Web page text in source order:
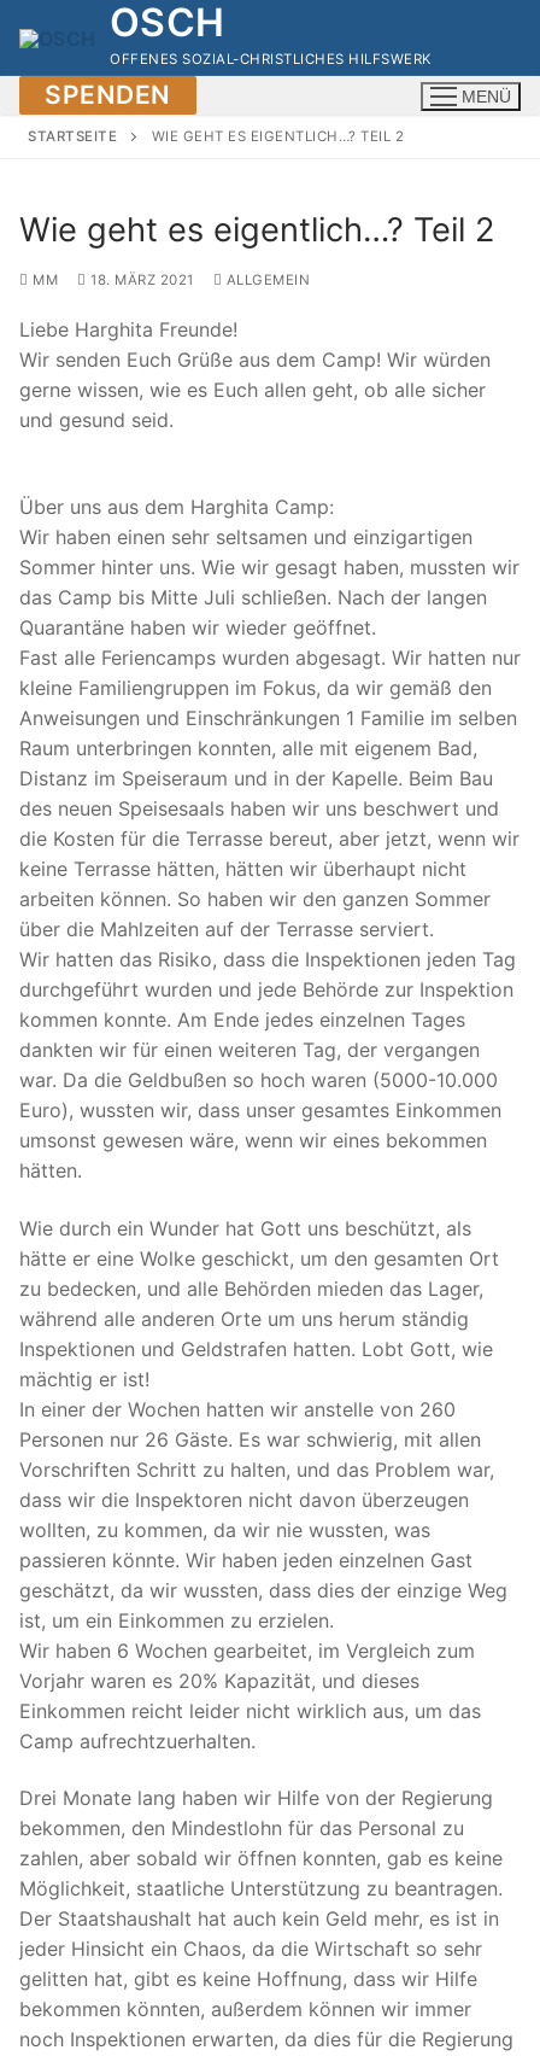
Inhalt
springen
OSCH
OFFENES SOZIAL-CHRISTLICHES HILFSWERK
SPENDEN MENÜ
STARTSEITE WIE GEHT ES EIGENTLICH…? TEIL 2
Wie geht es eigentlich…? Teil 2
MM 18. MÄRZ 2021 ALLGEMEIN
Liebe Harghita Freunde!
Wir senden Euch Grüße aus dem Camp! Wir würden
gerne wissen, wie es Euch allen geht, ob alle sicher
und gesund seid.
Über uns aus dem Harghita Camp:
Wir haben einen sehr seltsamen und einzigartigen
Sommer hinter uns. Wie wir gesagt haben, mussten wir
das Camp bis Mitte Juli schließen. Nach der langen
Quarantäne haben wir wieder geöffnet.
Fast alle Feriencamps wurden abgesagt. Wir hatten nur
kleine Familiengruppen im Fokus, da wir gemäß den
Anweisungen und Einschränkungen 1 Familie im selben
Raum unterbringen konnten, alle mit eigenem Bad,
Distanz im Speiseraum und in der Kapelle. Beim Bau
des neuen Speisesaals haben wir uns beschwert und
die Kosten für die Terrasse bereut, aber jetzt, wenn wir
keine Terrasse hätten, hätten wir überhaupt nicht
arbeiten können. So haben wir den ganzen Sommer
über die Mahlzeiten auf der Terrasse serviert.
Wir hatten das Risiko, dass die Inspektionen jeden Tag
durchgeführt wurden und jede Behörde zur Inspektion
kommen konnte. Am Ende jedes einzelnen Tages
dankten wir für einen weiteren Tag, der vergangen
war. Da die Geldbußen so hoch waren (5000-10.000
Euro), wussten wir, dass unser gesamtes Einkommen
umsonst gewesen wäre, wenn wir eines bekommen
hätten.
Wie durch ein Wunder hat Gott uns beschützt, als
hätte er eine Wolke geschickt, um den gesamten Ort
zu bedecken, und alle Behörden mieden das Lager,
während alle anderen Orte um uns herum ständig
Inspektionen und Geldstrafen hatten. Lobt Gott, wie
mächtig er ist!
In einer der Wochen hatten wir anstelle von 260
Personen nur 26 Gäste. Es war schwierig, mit allen
Vorschriften Schritt zu halten, und das Problem war,
dass wir die Inspektoren nicht davon überzeugen
wollten, zu kommen, da wir nie wussten, was
passieren könnte. Wir haben jeden einzelnen Gast
geschätzt, da wir wussten, dass dies der einzige Weg
ist, um ein Einkommen zu erzielen.
Wir haben 6 Wochen gearbeitet, im Vergleich zum
Vorjahr waren es 20% Kapazität, und dieses
Einkommen reicht leider nicht wirklich aus, um das
Camp aufrechtzuerhalten.
Drei Monate lang haben wir Hilfe von der Regierung
bekommen, den Mindestlohn für das Personal zu
zahlen, aber sobald wir öffnen konnten, gab es keine
Möglichkeit, staatliche Unterstützung zu beantragen.
Der Staatshaushalt hat auch kein Geld mehr, es ist in
jeder Hinsicht ein Chaos, da die Wirtschaft so sehr
gelitten hat, gibt es keine Hoffnung, dass wir Hilfe
bekommen könnten, außerdem können wir immer
noch Inspektionen erwarten, da dies für die Regierung